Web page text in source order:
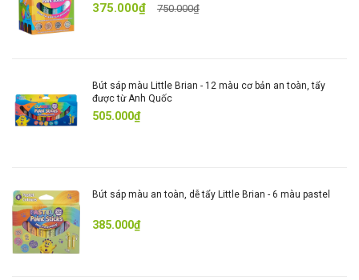
375.000₫ 750.000₫
Bút sáp màu Little Brian - 12 màu cơ bản an toàn, tẩy
được từ Anh Quốc
505.000₫
Bút sáp màu an toàn, dễ tẩy Little Brian - 6 màu pastel
385.000₫